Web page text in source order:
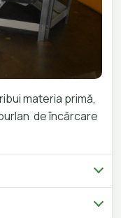
materia primă,
de încărcare